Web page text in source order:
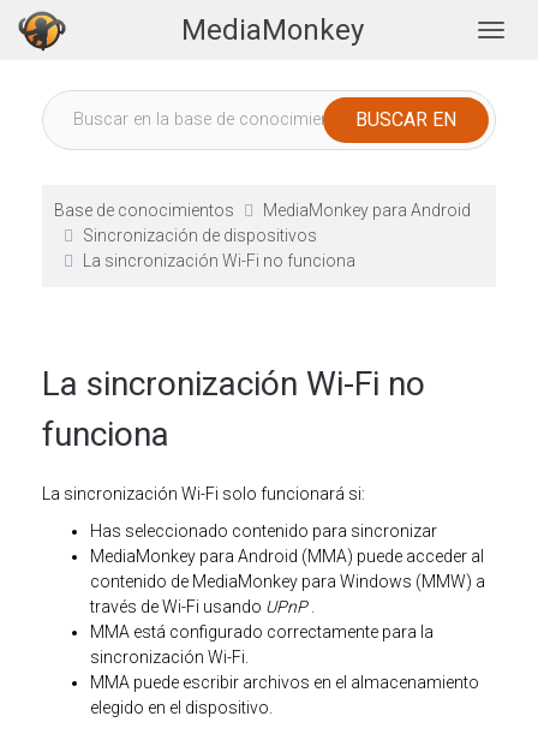
MediaMonkey
Base de conocimientos
MediaMonkey para Android
Sincronización de dispositivos
La sincronización Wi-Fi no funciona
La sincronización Wi-Fi no
funciona
La sincronización Wi-Fi solo funcionará si:
Has seleccionado contenido para sincronizar
MediaMonkey para Android (MMA) puede acceder al
contenido de MediaMonkey para Windows (MMW) a
través de Wi-Fi usando UPnP.
MMA está configurado correctamente para la
sincronización Wi-Fi.
MMA puede escribir archivos en el almacenamiento
elegido en el dispositivo.